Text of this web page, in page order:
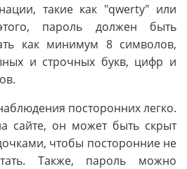
такие как "qwerty" или
пароль должен быть
как минимум 8 символов,
и строчных букв, цифр и
посторонних легко.
сайте, он может быть скрыт
чтобы посторонние не
Также, пароль можно